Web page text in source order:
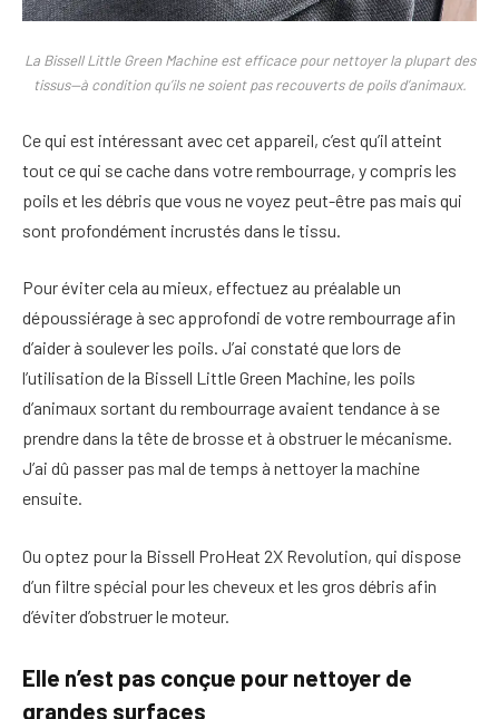
La Bissell Little Green Machine est efficace pour nettoyer la plupart des
tissus—à condition qu’ils ne soient pas recouverts de poils d’animaux.
Ce qui est intéressant avec cet appareil, c’est qu’il atteint
tout ce qui se cache dans votre rembourrage, y compris les
poils et les débris que vous ne voyez peut-être pas mais qui
sont profondément incrustés dans le tissu.
Pour éviter cela au mieux, effectuez au préalable un
dépoussiérage à sec approfondi de votre rembourrage afin
d’aider à soulever les poils. J’ai constaté que lors de
l’utilisation de la Bissell Little Green Machine, les poils
d’animaux sortant du rembourrage avaient tendance à se
prendre dans la tête de brosse et à obstruer le mécanisme.
J’ai dû passer pas mal de temps à nettoyer la machine
ensuite.
Ou optez pour la Bissell ProHeat 2X Revolution, qui dispose
d’un filtre spécial pour les cheveux et les gros débris afin
d’éviter d’obstruer le moteur.
Elle n’est pas conçue pour nettoyer de
grandes surfaces